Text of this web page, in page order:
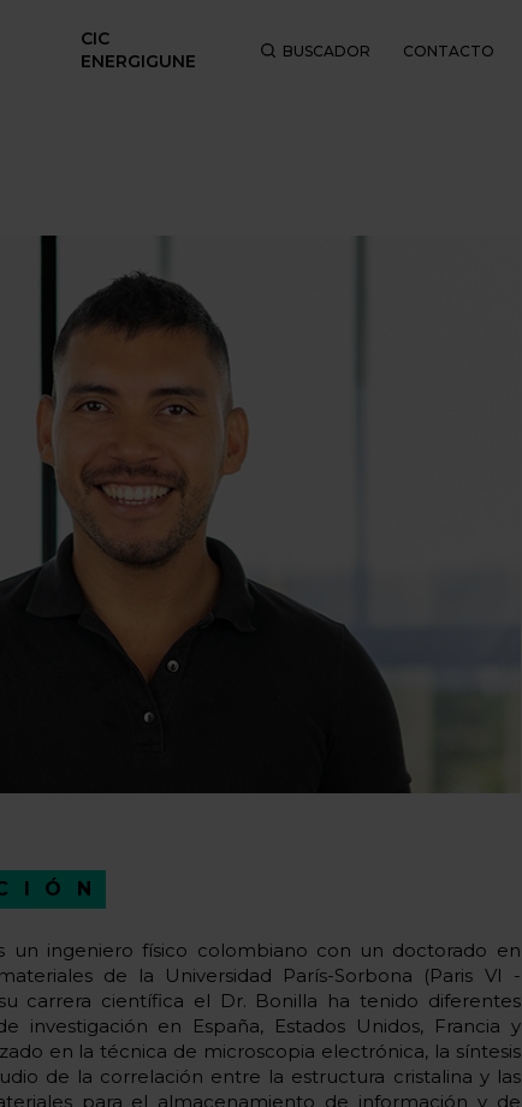
CIC
ENERGIGUNE
BUSCADOR CONTACTO
un ingeniero físico colombiano con un doctorado en
de la Universidad París-Sorbona (Paris VI -
carrera científica el Dr. Bonilla ha tenido diferentes
investigación en España, Estados Unidos, Francia y
en la técnica de microscopia electrónica, la síntesis
de la correlación entre la estructura cristalina y las
para el almacenamiento de información y de